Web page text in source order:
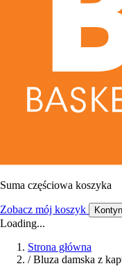
Suma częściowa koszyka
Zobacz mój koszyk
Loading...
Strona główna
/ Bluza damska z